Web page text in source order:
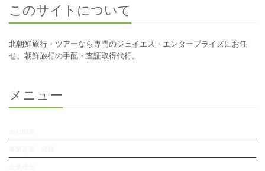
このサイトについて
北朝鮮旅行・ツアーなら専門のジェイエス・エンタープライズにお任
せ。朝鮮旅行の手配・査証取得代行。
メニュー